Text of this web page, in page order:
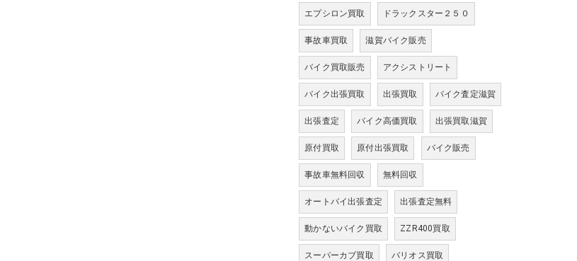
エプシロン買取 ドラックスター２５０
事故車買取 滋賀バイク販売
バイク買取販売 アクシストリート
バイク出張買取 出張買取 バイク査定滋賀
出張査定 バイク高価買取 出張買取滋賀
原付買取 原付出張買取 バイク販売
事故車無料回収 無料回収
オートバイ出張査定 出張査定無料
動かないバイク買取 ZZR400買取
スーパーカブ買取 バリオス買取